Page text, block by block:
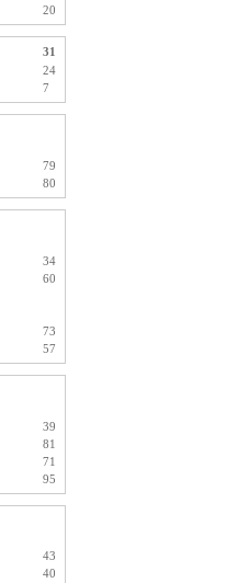
20
31
24
7
79
80
34
60
73
57
39
81
71
95
43
40